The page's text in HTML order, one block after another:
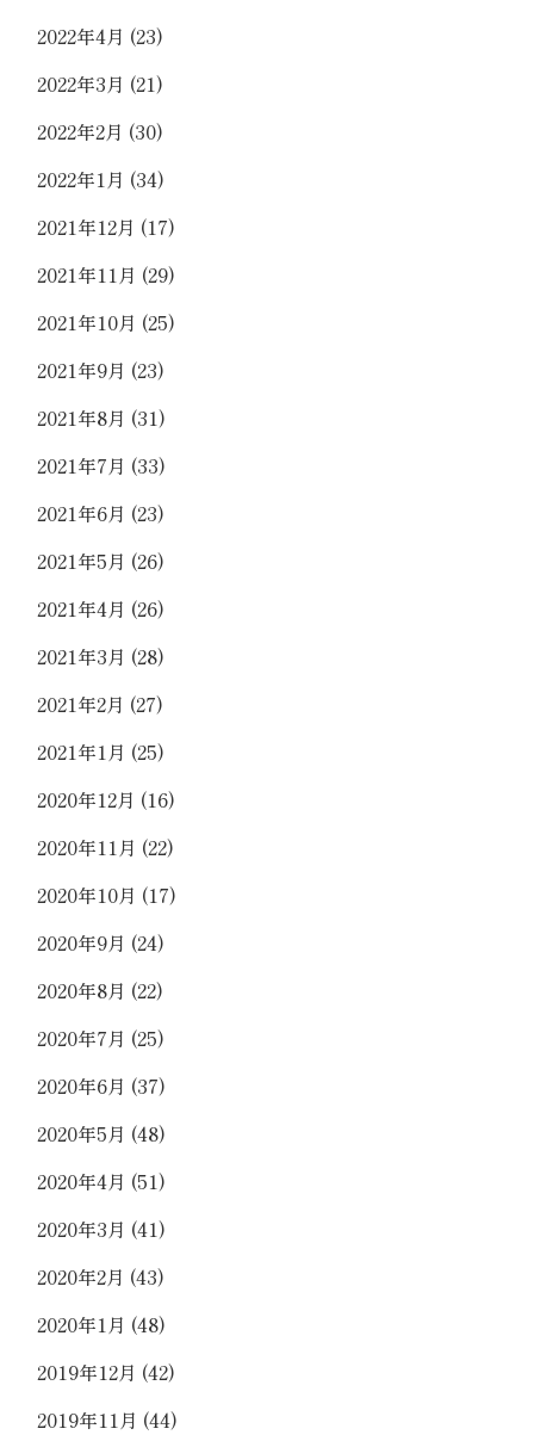
2022年4月 (23)
2022年3月 (21)
2022年2月 (30)
2022年1月 (34)
2021年12月 (17)
2021年11月 (29)
2021年10月 (25)
2021年9月 (23)
2021年8月 (31)
2021年7月 (33)
2021年6月 (23)
2021年5月 (26)
2021年4月 (26)
2021年3月 (28)
2021年2月 (27)
2021年1月 (25)
2020年12月 (16)
2020年11月 (22)
2020年10月 (17)
2020年9月 (24)
2020年8月 (22)
2020年7月 (25)
2020年6月 (37)
2020年5月 (48)
2020年4月 (51)
2020年3月 (41)
2020年2月 (43)
2020年1月 (48)
2019年12月 (42)
2019年11月 (44)